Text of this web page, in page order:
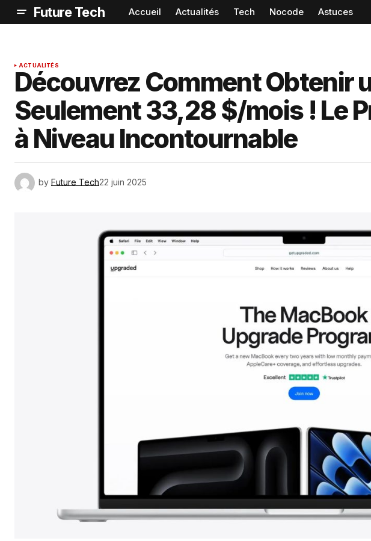
Future Tech Accueil Actualités Tech Nocode Astuces
ACTUALITÉS
Découvrez Comment Obtenir
Seulement 33,28 $/mois ! Le
à Niveau Incontournable
by Future Tech22 juin 2025